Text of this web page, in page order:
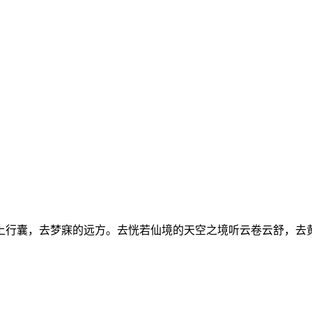
囊，去梦寐的远方。去恍若仙境的天空之境听云卷云舒，去